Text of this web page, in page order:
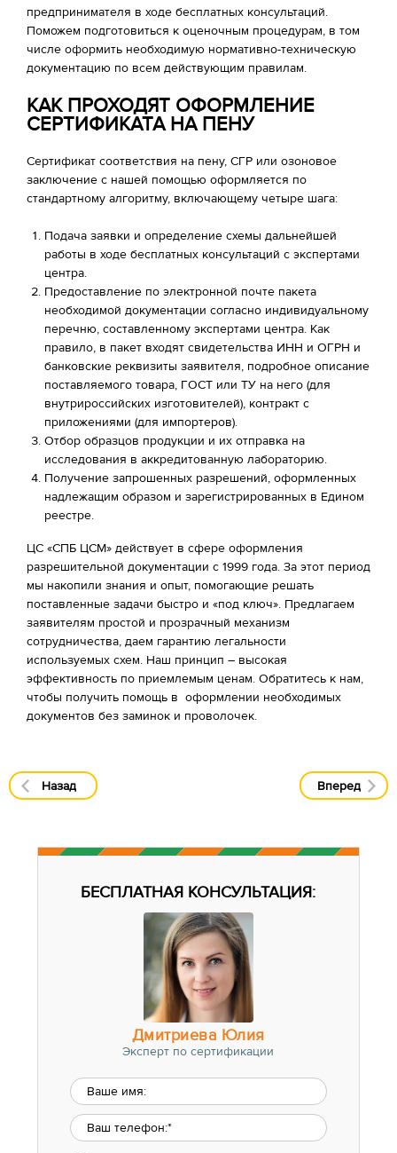
предпринимателя в ходе бесплатных консультаций.
Поможем подготовиться к оценочным процедурам, в том
числе оформить необходимую нормативно-техническую
документацию по всем действующим правилам.
КАК ПРОХОДЯТ ОФОРМЛЕНИЕ
СЕРТИФИКАТА НА ПЕНУ
Сертификат соответствия на пену, СГР или озоновое
заключение с нашей помощью оформляется по
стандартному алгоритму, включающему четыре шага:
Подача заявки и определение схемы дальнейшей
работы в ходе бесплатных консультаций с экспертами
центра.
Предоставление по электронной почте пакета
необходимой документации согласно индивидуальному
перечню, составленному экспертами центра. Как
правило, в пакет входят свидетельства ИНН и ОГРН и
банковские реквизиты заявителя, подробное описание
поставляемого товара, ГОСТ или ТУ на него (для
внутрироссийских изготовителей), контракт с
приложениями (для импортеров).
Отбор образцов продукции и их отправка на
исследования в аккредитованную лабораторию.
Получение запрошенных разрешений, оформленных
надлежащим образом и зарегистрированных в Едином
реестре.
ЦС «СПБ ЦСМ» действует в сфере оформления
разрешительной документации с 1999 года. За этот период
мы накопили знания и опыт, помогающие решать
поставленные задачи быстро и «под ключ». Предлагаем
заявителям простой и прозрачный механизм
сотрудничества, даем гарантию легальности
используемых схем. Наш принцип – высокая
эффективность по приемлемым ценам. Обратитесь к нам,
чтобы получить помощь в оформлении необходимых
документов без заминок и проволочек.
Назад Вперед
БЕСПЛАТНАЯ КОНСУЛЬТАЦИЯ:
Дмитриева Юлия
Эксперт по сертификации